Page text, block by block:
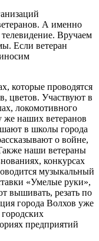
А именно
Вручаем
Если ветеран
которые проводятся
цветов. Участвуют в
локомотивного
же наших ветеранов
в школы города
о войне,
наши ветераны
конкурсах
музыкальный
«Умелые руки»,
вышивать, резать по
города Волхов уже
предприятий